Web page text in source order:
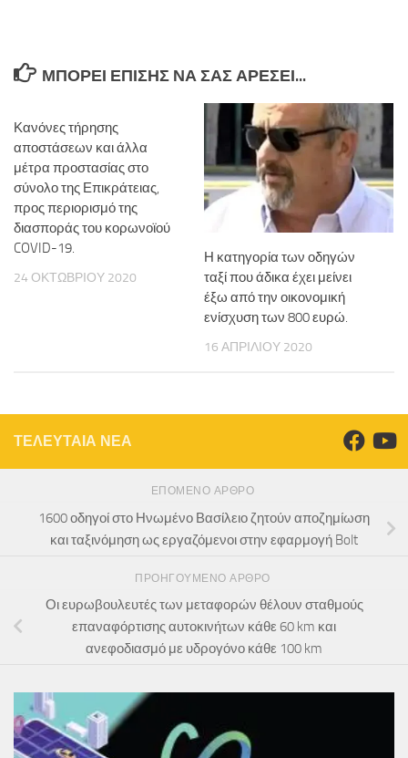
ΜΠΟΡΕΊ ΕΠΊΣΗΣ ΝΑ ΣΑΣ ΑΡΈΣΕΙ...
Κανόνες τήρησης
αποστάσεων και άλλα
μέτρα προστασίας στο
σύνολο της Επικράτειας,
προς περιορισμό της
διασποράς του κορωνοϊού
COVID-19.
24 ΟΚΤΩΒΡΊΟΥ 2020
Η κατηγορία των οδηγών
ταξί που άδικα έχει μείνει
έξω από την οικονομική
ενίσχυση των 800 ευρώ.
16 ΑΠΡΙΛΊΟΥ 2020
ΤΕΛΕΥΤΑΙΑ ΝΕΑ
ΕΠΌΜΕΝΟ ΆΡΘΡΟ
1600 οδηγοί στο Ηνωμένο Βασίλειο ζητούν αποζημίωση
και ταξινόμηση ως εργαζόμενοι στην εφαρμογή Bolt
ΠΡΟΗΓΟΎΜΕΝΟ ΆΡΘΡΟ
Οι ευρωβουλευτές των μεταφορών θέλουν σταθμούς
επαναφόρτισης αυτοκινήτων κάθε 60 km και
ανεφοδιασμό με υδρογόνο κάθε 100 km